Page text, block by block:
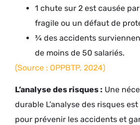
1 chute sur 2 est causée
fragile ou un défaut de
¾ des accidents
de moins de 50 salariés.
(Source : OPPBTP, 2024)
L’analyse des risques : Une
durable L’analyse des risques
pour prévenir les accidents et